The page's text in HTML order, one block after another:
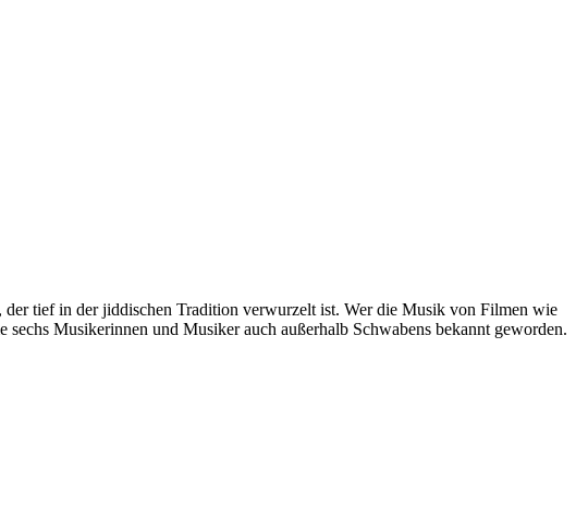
tief in der jiddischen Tradition verwurzelt ist. Wer die Musik von Filmen wie
Musikerinnen und Musiker auch außerhalb Schwabens bekannt geworden.